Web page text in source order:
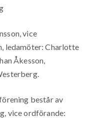
vice
ledamöter: Charlotte
Åkesson,
består av
vice ordförande: